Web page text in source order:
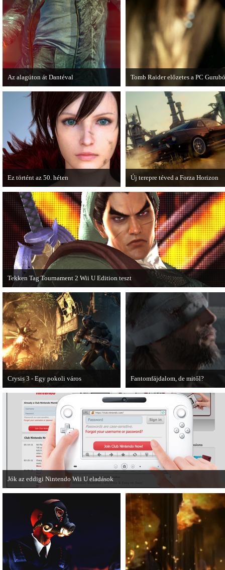
Az alagúton át Dantéval
A Devil May Cry újragondolás új
játékmenet-videóval jelentkezik.
Tomb Raider előzetes a PC
A PC Guru friss számában több
cikkből most egy részletet online
Ez történt az 50. héten
A héten nagyot villantottak a japán
fejlesztők. A Phamtom Pain mellett a
Square Enix techdemója is ütött.
Új terepre téved a Forza Horizon
Hamarosan megérkezik a Forza
első nagyszabású kiegészítője, a
Expansion Pack.
Tekken Tag Tournament 2 Wii U Edition teszt
Az extrákkal felturbózott Tekken Tag Tournament 2 a Wii U konzolon is ütősre
sikeredett.
Crysis 3 - Egy pokoli város
A Crysis 3 Hét Csodája videosorozat
első része újabb lélegzetelállító
pillanatokat mutat be a játékból.
Fantomfájdalom, de mitől?
A PC Guru utánajárt Kodzsima
videójának.
Jók az eddigi Nintendo Wii U eladások
A Nintendo Wii U meglévő hibáinak ellenére remekül teljesít a japán piacon.